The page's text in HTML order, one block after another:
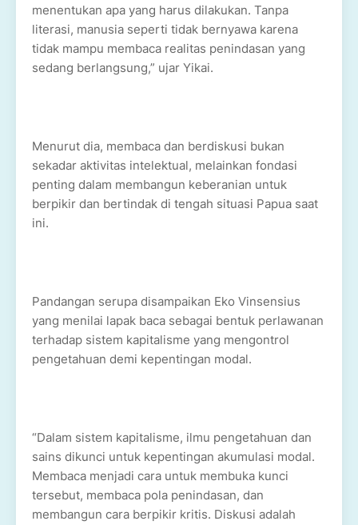
menentukan apa yang harus dilakukan. Tanpa
literasi, manusia seperti tidak bernyawa karena
tidak mampu membaca realitas penindasan yang
sedang berlangsung,” ujar Yikai.
Menurut dia, membaca dan berdiskusi bukan
sekadar aktivitas intelektual, melainkan fondasi
penting dalam membangun keberanian untuk
berpikir dan bertindak di tengah situasi Papua saat
ini.
Pandangan serupa disampaikan Eko Vinsensius
yang menilai lapak baca sebagai bentuk perlawanan
terhadap sistem kapitalisme yang mengontrol
pengetahuan demi kepentingan modal.
“Dalam sistem kapitalisme, ilmu pengetahuan dan
sains dikunci untuk kepentingan akumulasi modal.
Membaca menjadi cara untuk membuka kunci
tersebut, membaca pola penindasan, dan
membangun cara berpikir kritis. Diskusi adalah